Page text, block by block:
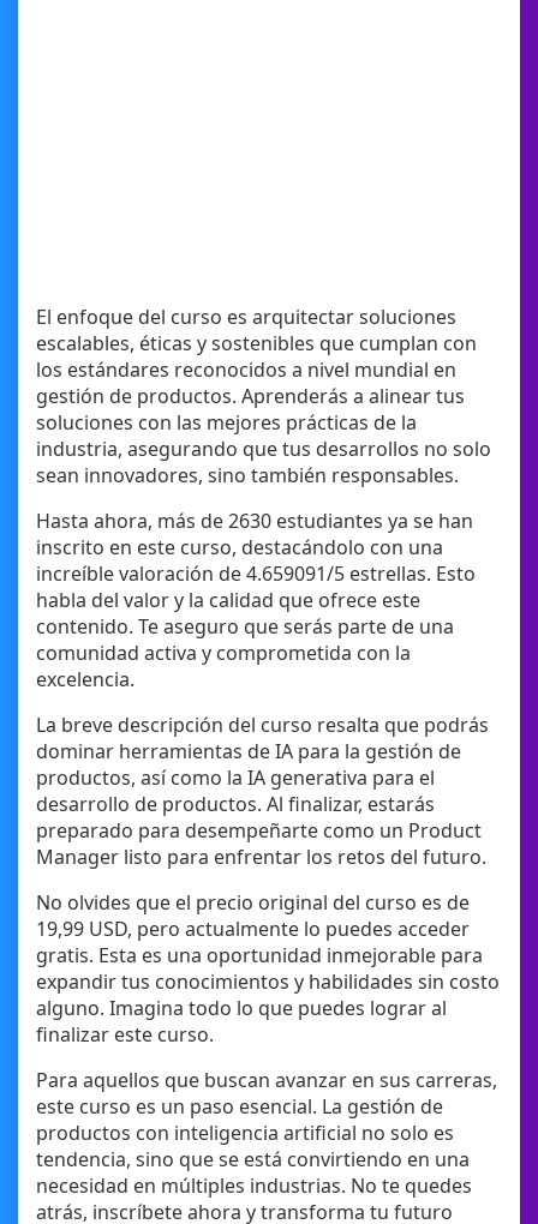
El enfoque del curso es arquitectar soluciones
escalables, éticas y sostenibles que cumplan con
los estándares reconocidos a nivel mundial en
gestión de productos. Aprenderás a alinear tus
soluciones con las mejores prácticas de la
industria, asegurando que tus desarrollos no solo
sean innovadores, sino también responsables.
Hasta ahora, más de 2630 estudiantes ya se han
inscrito en este curso, destacándolo con una
increíble valoración de 4.659091/5 estrellas. Esto
habla del valor y la calidad que ofrece este
contenido. Te aseguro que serás parte de una
comunidad activa y comprometida con la
excelencia.
La breve descripción del curso resalta que podrás
dominar herramientas de IA para la gestión de
productos, así como la IA generativa para el
desarrollo de productos. Al finalizar, estarás
preparado para desempeñarte como un Product
Manager listo para enfrentar los retos del futuro.
No olvides que el precio original del curso es de
19,99 USD, pero actualmente lo puedes acceder
gratis. Esta es una oportunidad inmejorable para
expandir tus conocimientos y habilidades sin costo
alguno. Imagina todo lo que puedes lograr al
finalizar este curso.
Para aquellos que buscan avanzar en sus carreras,
este curso es un paso esencial. La gestión de
productos con inteligencia artificial no solo es
tendencia, sino que se está convirtiendo en una
necesidad en múltiples industrias. No te quedes
atrás, inscríbete ahora y transforma tu futuro